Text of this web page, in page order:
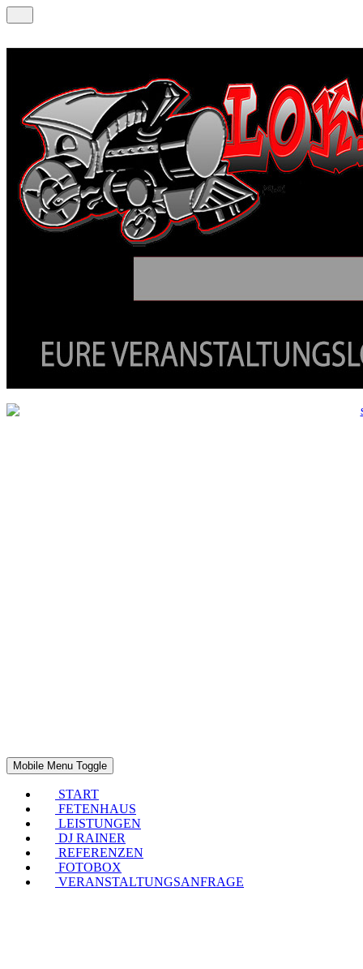
Mobile Menu Toggle
START
FETENHAUS
LEISTUNGEN
DJ RAINER
REFERENZEN
FOTOBOX
VERANSTALTUNGSANFRAGE